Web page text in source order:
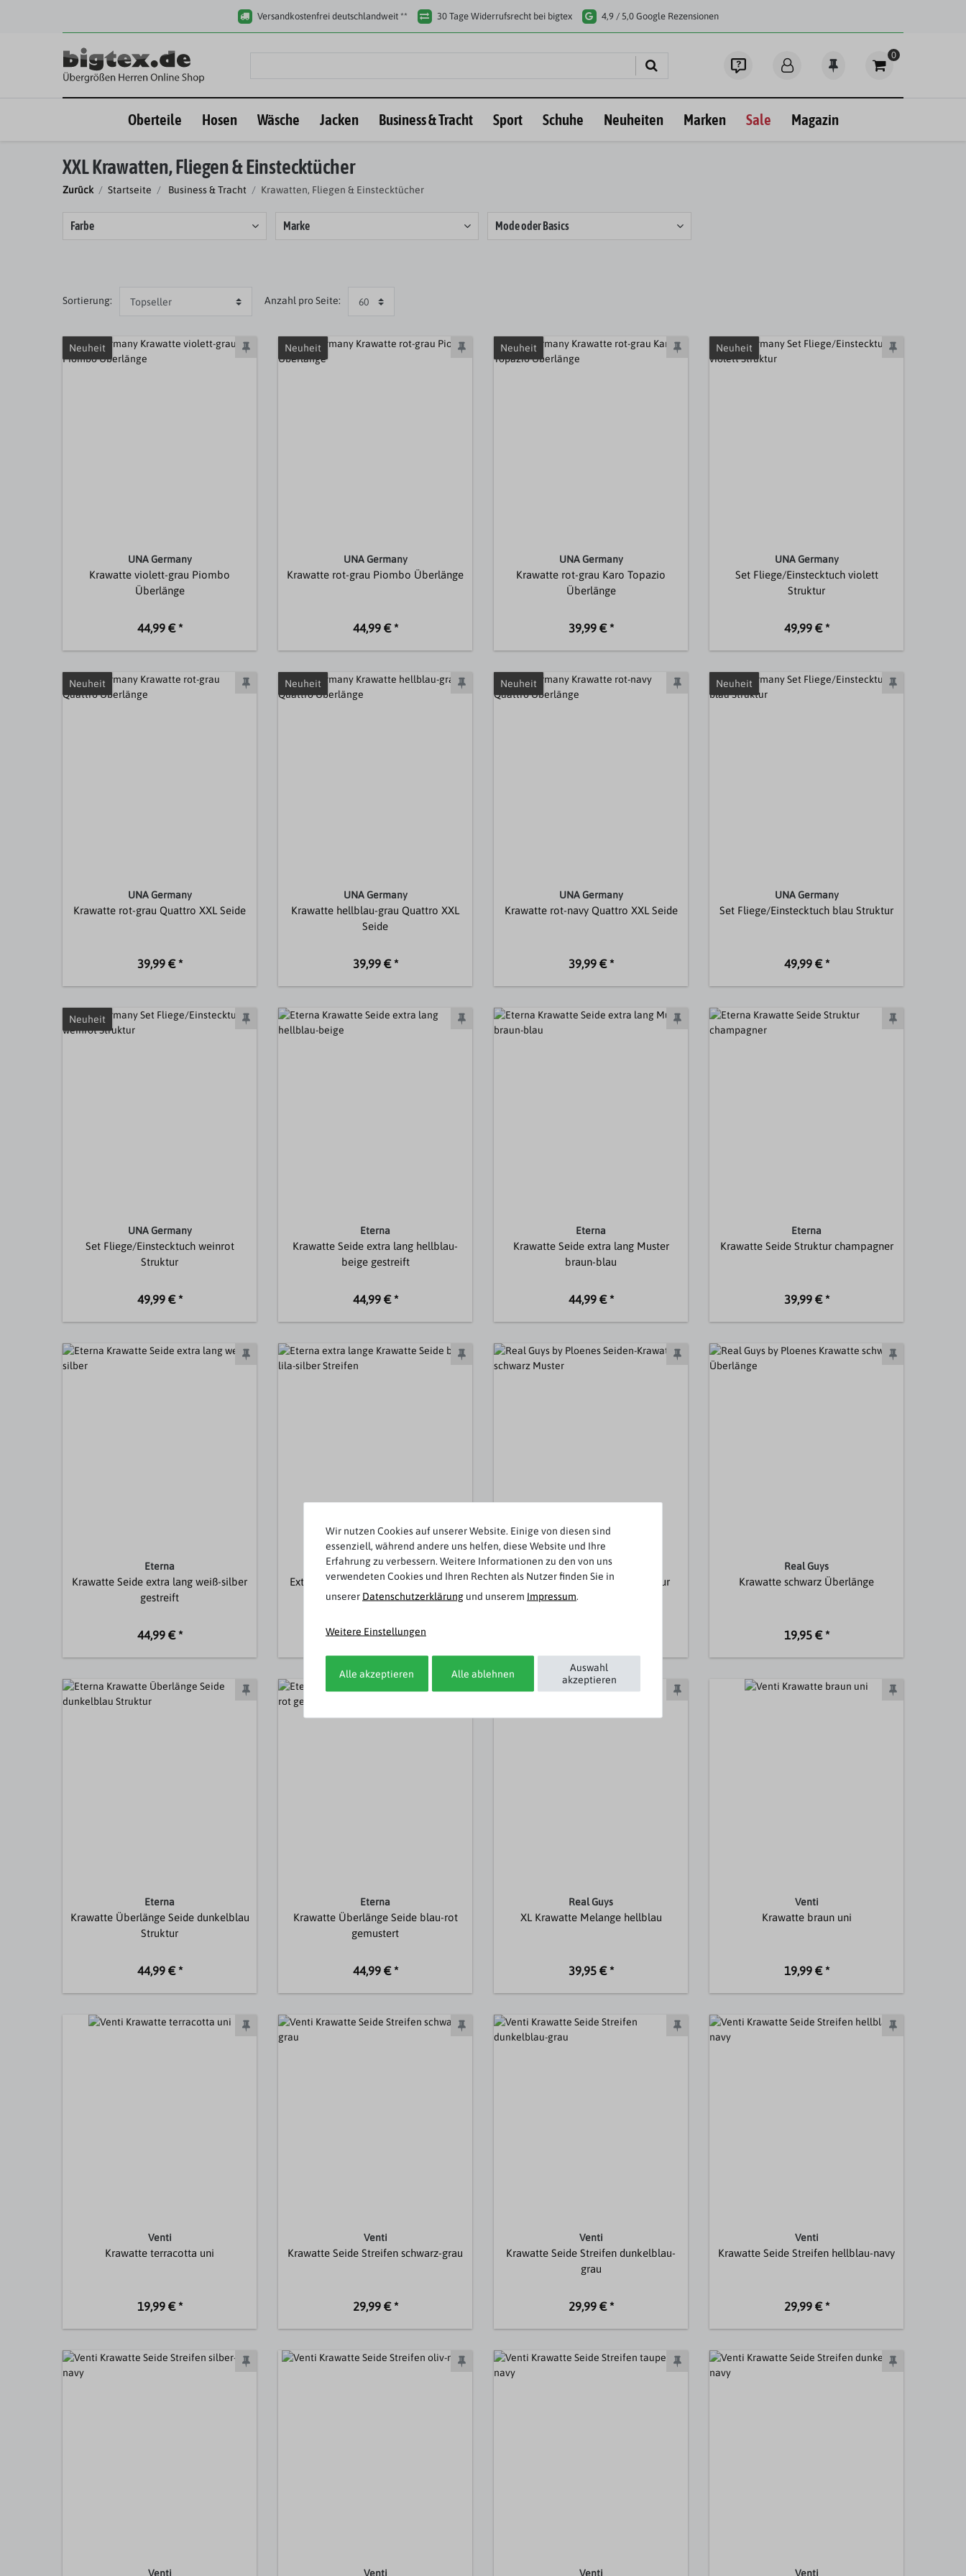
Versandkostenfrei deutschlandweit ** 30 Tage Widerrufsrecht bei bigtex 4,9 / 5,0 Google Rezensionen
0
Oberteile Hosen Wäsche Jacken Business & Tracht Sport Schuhe Neuheiten Marken Sale Magazin
XXL Krawatten, Fliegen & Einstecktücher
Zurück Startseite Business & Tracht Krawatten, Fliegen & Einstecktücher
Farbe Marke Mode oder Basics
Sortierung: Anzahl pro Seite:
Neuheit
UNA Germany
Krawatte violett-grau Piombo
Überlänge
44,99 € *
Neuheit
UNA Germany
Krawatte rot-grau Piombo Überlänge
44,99 € *
Neuheit
UNA Germany
Krawatte rot-grau Karo Topazio
Überlänge
39,99 € *
Neuheit
UNA Germany
Set Fliege/Einstecktuch violett
Struktur
49,99 € *
Neuheit
UNA Germany
Krawatte rot-grau Quattro XXL Seide
39,99 € *
Neuheit
UNA Germany
Krawatte hellblau-grau Quattro XXL
Seide
39,99 € *
Neuheit
UNA Germany
Krawatte rot-navy Quattro XXL Seide
39,99 € *
Neuheit
UNA Germany
Set Fliege/Einstecktuch blau Struktur
49,99 € *
Neuheit
UNA Germany
Set Fliege/Einstecktuch weinrot
Struktur
49,99 € *
Eterna
Krawatte Seide extra lang hellblau-
beige gestreift
44,99 € *
Eterna
Krawatte Seide extra lang Muster
braun-blau
44,99 € *
Eterna
Krawatte Seide Struktur champagner
39,99 € *
Eterna
Krawatte Seide extra lang weiß-silber
gestreift
44,99 € *
Eterna
Extra lange Krawatte Seide blau-lila-
silber Streifen
44,99 € *
Real Guys
Seiden-Krawatte schwarz Struktur
Real Guys
Krawatte schwarz Überlänge
19,95 € *
Eterna
Krawatte Überlänge Seide dunkelblau
Struktur
44,99 € *
Eterna
Krawatte Überlänge Seide blau-rot
gemustert
44,99 € *
Real Guys
XL Krawatte Melange hellblau
39,95 € *
Venti
Krawatte braun uni
19,99 € *
Venti
Krawatte terracotta uni
19,99 € *
Venti
Krawatte Seide Streifen schwarz-grau
29,99 € *
Venti
Krawatte Seide Streifen dunkelblau-
grau
29,99 € *
Venti
Krawatte Seide Streifen hellblau-navy
29,99 € *
Venti Venti Venti Venti
Wir nutzen Cookies auf unserer Website. Einige von diesen sind
essenziell, während andere uns helfen, diese Website und Ihre
Erfahrung zu verbessern. Weitere Informationen zu den von uns
verwendeten Cookies und Ihren Rechten als Nutzer finden Sie in
unserer Daten­schutz­erklärung und unserem Impressum.
Weitere Einstellungen
Alle akzeptieren Alle ablehnen
Auswahl
akzeptieren